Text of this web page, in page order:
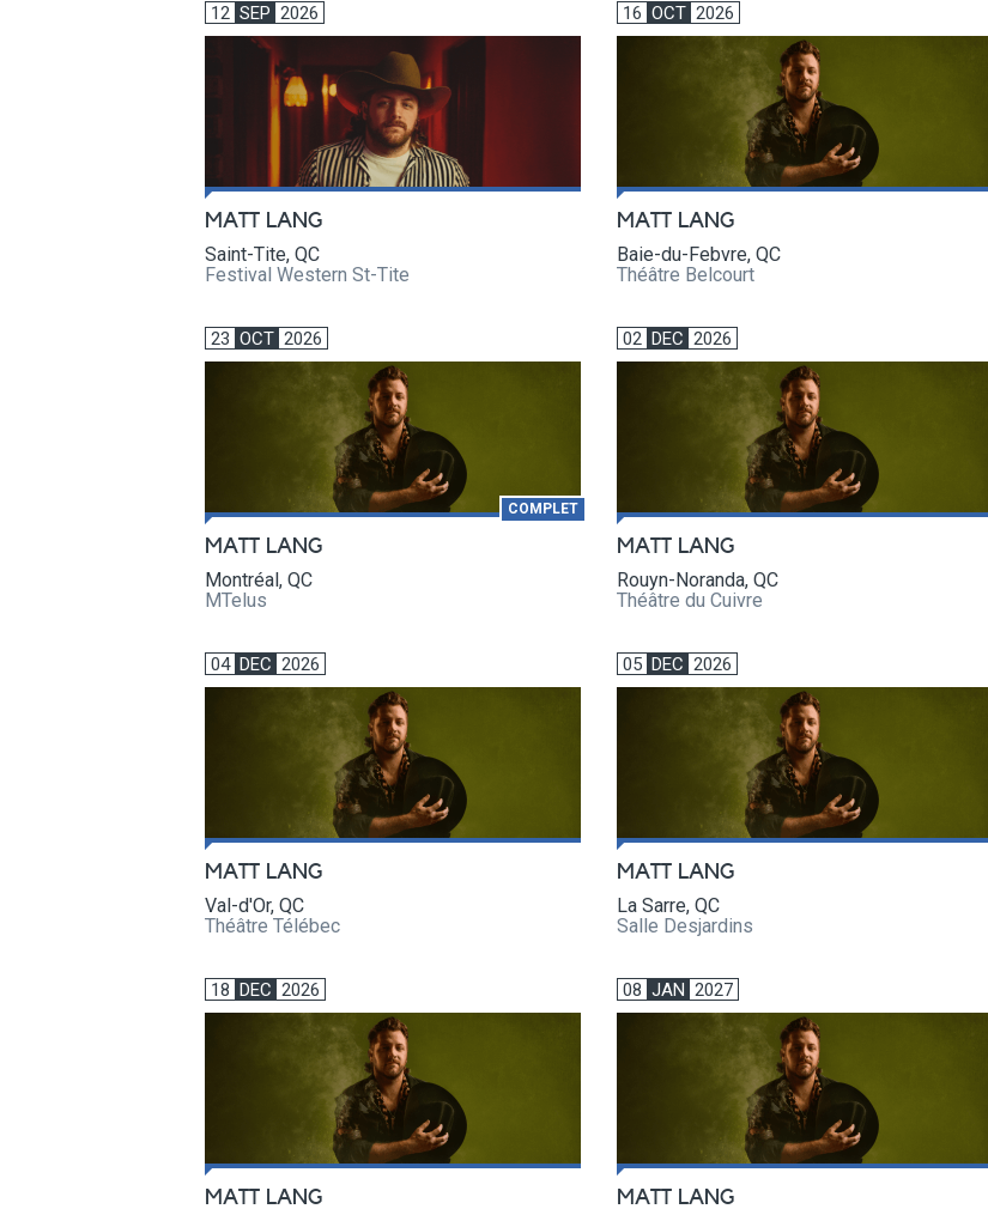
12 SEP 2026
MATT LANG
Saint-Tite, QC
Festival Western St-Tite
16 OCT 2026
MATT LANG
Baie-du-Febvre, QC
Théâtre Belcourt
23 OCT 2026
COMPLET
MATT LANG
Montréal, QC
MTelus
02 DEC 2026
MATT LANG
Rouyn-Noranda, QC
Théâtre du Cuivre
04 DEC 2026
MATT LANG
Val-d'Or, QC
Théâtre Télébec
05 DEC 2026
MATT LANG
La Sarre, QC
Salle Desjardins
18 DEC 2026
MATT LANG
08 JAN 2027
MATT LANG